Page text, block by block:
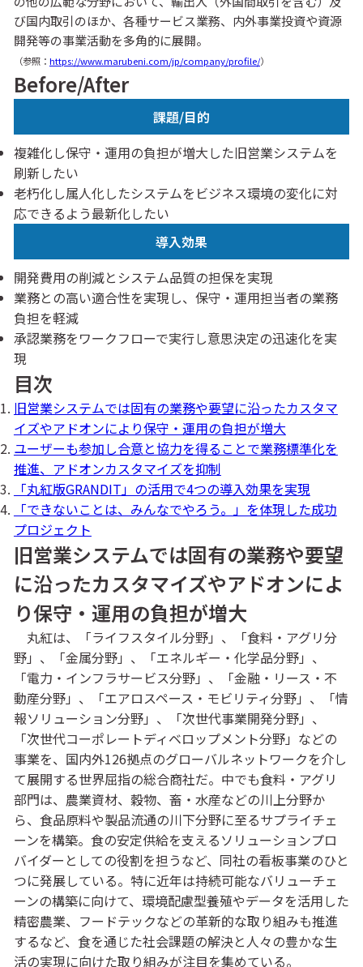
び国内取引のほか、各種サービス業務、内外事業投資や資源
開発等の事業活動を多角的に展開。
（参照： https://www.marubeni.com/jp/company/profile/）
Before/After
課題/目的
複雑化し保守・運用の負担が増大した旧営業システムを
刷新したい
老朽化し属人化したシステムをビジネス環境の変化に対
応できるよう最新化したい
導入効果
開発費用の削減とシステム品質の担保を実現
業務との高い適合性を実現し、保守・運用担当者の業務
負担を軽減
承認業務をワークフローで実行し意思決定の迅速化を実
現
目次
旧営業システムでは固有の業務や要望に沿ったカスタマ
イズやアドオンにより保守・運用の負担が増大
ユーザーも参加し合意と協力を得ることで業務標準化を
推進、アドオンカスタマイズを抑制
「丸紅版GRANDIT」の活用で4つの導入効果を実現
「できないことは、みんなでやろう。」を体現した成功
プロジェクト
旧営業システムでは固有の業務や要望
に沿ったカスタマイズやアドオンによ
り保守・運用の負担が増大
丸紅は、「ライフスタイル分野」、「食料・アグリ分
野」、「金属分野」、「エネルギー・化学品分野」、
「電力・インフラサービス分野」、「金融・リース・不
動産分野」、「エアロスペース・モビリティ分野」、「情
報ソリューション分野」、「次世代事業開発分野」、
「次世代コーポレートディベロップメント分野」などの
事業を、国内外126拠点のグローバルネットワークを介し
て展開する世界屈指の総合商社だ。中でも食料・アグリ
部門は、農業資材、穀物、畜・水産などの川上分野か
ら、食品原料や製品流通の川下分野に至るサプライチェ
ーンを構築。食の安定供給を支えるソリューションプロ
バイダーとしての役割を担うなど、同社の看板事業のひと
つに発展している。特に近年は持続可能なバリューチェ
ーンの構築に向けて、環境配慮型養殖やデータを活用した
精密農業、フードテックなどの革新的な取り組みも推進
するなど、食を通じた社会課題の解決と人々の豊かな生
活の実現に向けた取り組みが注目を集めている。